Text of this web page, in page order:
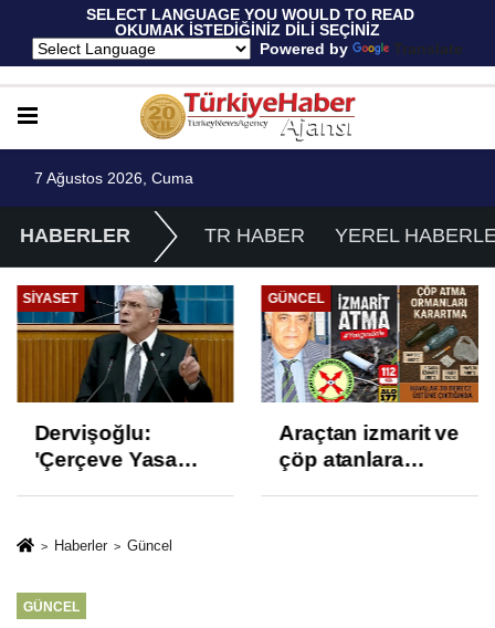
SELECT LANGUAGE YOU WOULD TO READ
OKUMAK İSTEDİĞİNİZ DİLİ SEÇİNİZ
Powered by
Translate
7 Ağustos 2026, Cuma
HABERLER TR HABER YEREL
SIYASET
Dervişoğlu:
'Çerçeve Yasa
ve İhanet
GÜNCEL
Araçtan izmarit ve
çöp atanlara
Haberler Güncel
GÜNCEL